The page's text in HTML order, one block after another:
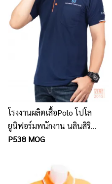
โรงงานผลิตเสื้อPolo โปโล
ยูนิฟอร์มพนักงาน นลินสิริ
ชลบุรี ศรีราชา บริการออกแบบ
P538 MOG